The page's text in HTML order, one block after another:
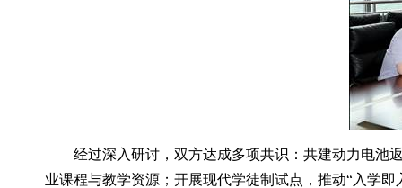
经过深入研讨，双方达成多项共识：共建动力电池
业课程与教学资源；开展现代学徒制试点，推动“入学